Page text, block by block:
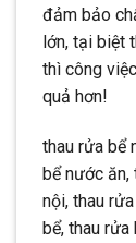
đảm bảo
lớn, tại biệt
thì công
quả hơn!
thau rửa bể
bể nước ăn,
nội, thau
bể, thau